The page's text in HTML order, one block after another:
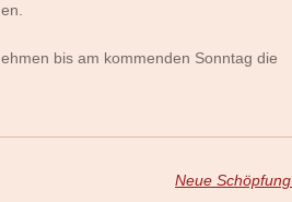
bis am kommenden Sonntag die
Neue Schöpfung